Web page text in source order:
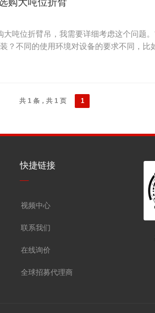
大吨位折臂吊，我需要详细考虑这个问题
？不同的使用环境对设备的要求不同，比
共 1 条，共 1 页 1
快捷链接
—
视频中心
联系我们
在线询价
全球招募代理商